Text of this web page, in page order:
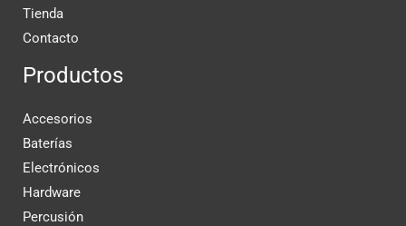
Tienda
Contacto
Productos
Accesorios
Baterías
Electrónicos
Hardware
Percusión